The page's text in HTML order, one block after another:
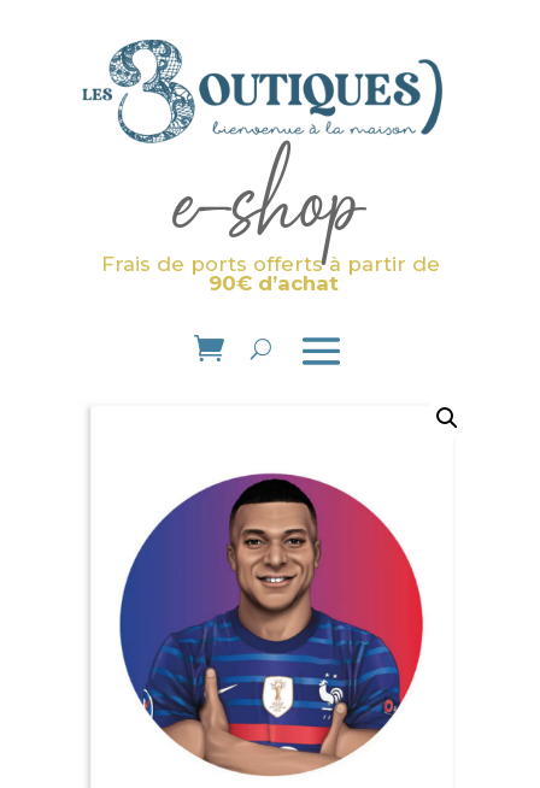
e-shop
Frais de ports offerts à partir de
90€ d’achat